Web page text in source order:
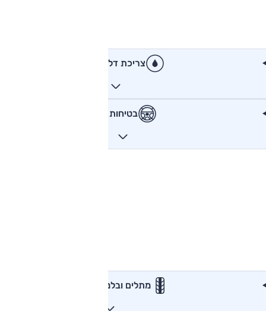
צריכת דלק
בטיחות
מתלים ובלמים